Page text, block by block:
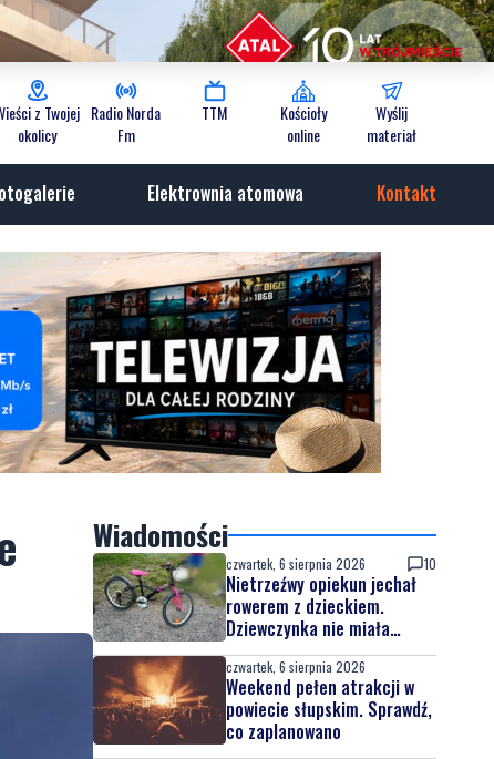
z Twojej
okolicy
Radio Norda
Fm
TTM
Kościoły
online
Wyślij
materiał
Elektrownia atomowa Kontakt
Wiadomości
czwartek, 6 sierpnia 2026 10
Nietrzeźwy opiekun jechał
rowerem z dzieckiem.
Dziewczynka nie miała
kasku
czwartek, 6 sierpnia 2026
Weekend pełen atrakcji w
powiecie słupskim. Sprawdź,
co zaplanowano